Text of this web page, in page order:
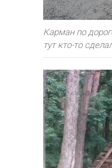
Карман по
тут кто-то